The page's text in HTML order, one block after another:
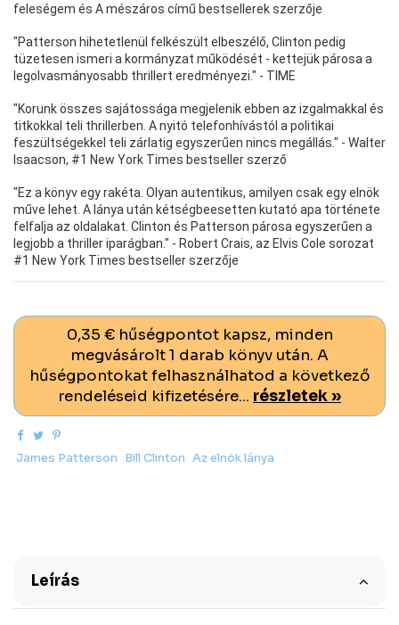
feleségem és A mészáros című bestsellerek szerzője
"Patterson hihetetlenül felkészült elbeszélő, Clinton pedig
tüzetesen ismeri a kormányzat működését - kettejük párosa a
legolvasmányosabb thrillert eredményezi." - TIME
"Korunk összes sajátossága megjelenik ebben az izgalmakkal és
titkokkal teli thrillerben. A nyitó telefonhívástól a politikai
feszültségekkel teli zárlatig egyszerűen nincs megállás." - Walter
Isaacson, #1 New York Times bestseller szerző
"Ez a könyv egy rakéta. Olyan autentikus, amilyen csak egy elnök
műve lehet. A lánya után kétségbeesetten kutató apa története
felfalja az oldalakat. Clinton és Patterson párosa egyszerűen a
legjobb a thriller iparágban." - Robert Crais, az Elvis Cole sorozat
#1 New York Times bestseller szerzője
0,35 € hűségpontot kapsz, minden
megvásárolt 1 darab könyv után. A
hűségpontokat felhasználhatod a következő
rendeléseid kifizetésére... részletek »
James Patterson Bill Clinton Az elnök lánya
Leírás